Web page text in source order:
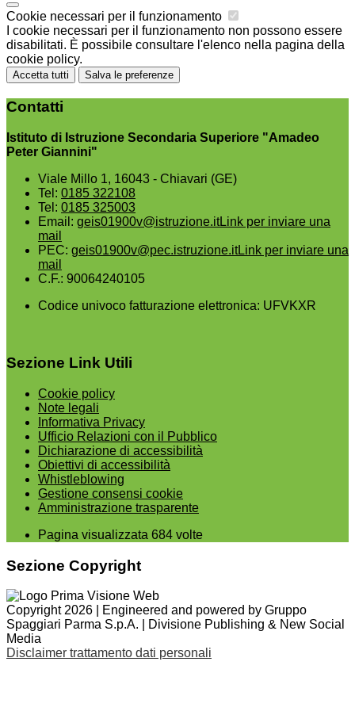
Cookie necessari per il funzionamento
I cookie necessari per il funzionamento non possono essere
disabilitati. È possibile consultare l'elenco nella pagina della
cookie policy.
Accetta tutti Salva le preferenze
Contatti
Istituto di Istruzione Secondaria Superiore "Amadeo
Peter Giannini"
Viale Millo 1, 16043 - Chiavari (GE)
Tel: 0185 322108
Tel: 0185 325003
Email: geis01900v@istruzione.itLink per inviare una
mail
PEC: geis01900v@pec.istruzione.itLink per inviare una
mail
C.F.: 90064240105
Codice univoco fatturazione elettronica: UFVKXR
Sezione Link Utili
Cookie policy
Note legali
Informativa Privacy
Ufficio Relazioni con il Pubblico
Dichiarazione di accessibilità
Obiettivi di accessibilità
Whistleblowing
Gestione consensi cookie
Amministrazione trasparente
Pagina visualizzata 684 volte
Sezione Copyright
Copyright 2026 | Engineered and powered by Gruppo
Spaggiari Parma S.p.A. | Divisione Publishing & New Social
Media
Disclaimer trattamento dati personali